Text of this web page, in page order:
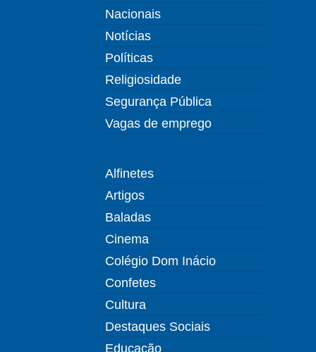
Nacionais
Notícias
Políticas
Religiosidade
Segurança Pública
Vagas de emprego
Alfinetes
Artigos
Baladas
Cinema
Colégio Dom Inácio
Confetes
Cultura
Destaques Sociais
Educação